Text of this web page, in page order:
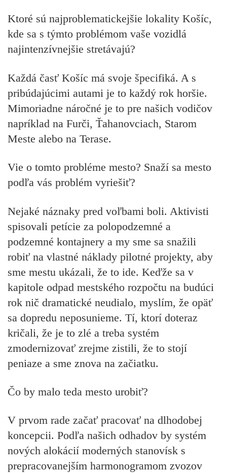
Ktoré sú najproblematickejšie lokality Košíc,
kde sa s týmto problémom vaše vozidlá
najintenzívnejšie stretávajú?
Každá časť Košíc má svoje špecifiká. A s
pribúdajúcimi autami je to každý rok horšie.
Mimoriadne náročné je to pre našich vodičov
napríklad na Furči, Ťahanovciach, Starom
Meste alebo na Terase.
Vie o tomto probléme mesto? Snaží sa mesto
podľa vás problém vyriešiť?
Nejaké náznaky pred voľbami boli. Aktivisti
spisovali petície za polopodzemné a
podzemné kontajnery a my sme sa snažili
robiť na vlastné náklady pilotné projekty, aby
sme mestu ukázali, že to ide. Keďže sa v
kapitole odpad mestského rozpočtu na budúci
rok nič dramatické neudialo, myslím, že opäť
sa dopredu neposunieme. Tí, ktorí doteraz
kričali, že je to zlé a treba systém
zmodernizovať zrejme zistili, že to stojí
peniaze a sme znova na začiatku.
Čo by malo teda mesto urobiť?
V prvom rade začať pracovať na dlhodobej
koncepcii. Podľa našich odhadov by systém
nových alokácií moderných stanovísk s
prepracovanejším harmonogramom zvozov